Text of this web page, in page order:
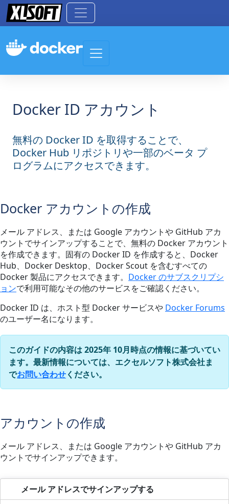
Toggle navigation
Docker ID アカウント
無料の Docker ID を取得することで、
Docker Hub リポジトリや一部のベータ プ
ログラムにアクセスできます。
Docker アカウントの作成
メール アドレス、または Google アカウントや GitHub アカ
ウントでサインアップすることで、無料の Docker アカウント
を作成できます。固有の Docker ID を作成すると、Docker
Hub、Docker Desktop、Docker Scout を含むすべての
Docker 製品にアクセスできます。 Docker のサブスクリプシ
ョンで利用可能なその他のサービスをご確認ください。
Docker ID は、ホスト型 Docker サービスや Docker Forums
のユーザー名になります。
このガイドの内容は 2025年 10月時点の情報に基づいてい
ます。最新情報については、エクセルソフト株式会社ま
でお問い合わせください。
アカウントの作成
メール アドレス、または Google アカウントや GitHub アカ
ウントでサインアップできます。
メール アドレスでサインアップする